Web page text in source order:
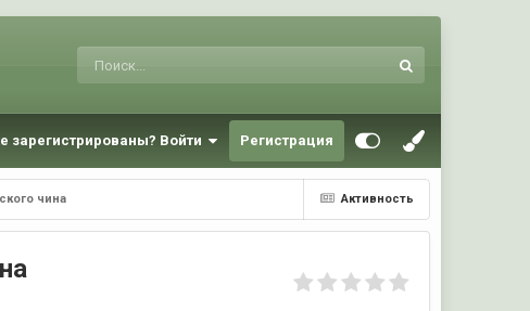
зарегистрированы? Войти Регистрация
Активность
чина